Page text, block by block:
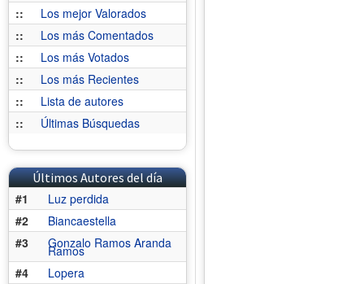
::
Los mejor Valorados
::
Los más Comentados
::
Los más Votados
::
Los más Recientes
::
Lista de autores
::
Últimas Búsquedas
Últimos Autores del día
#1
Luz perdida
#2
Biancaestella
#3
Gonzalo Ramos Aranda
Ramos
#4
Lopera